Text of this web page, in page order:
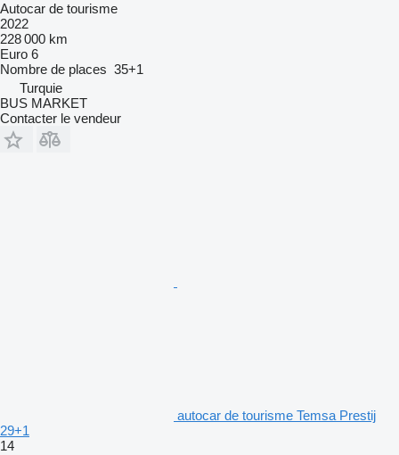
Autocar de tourisme
2022
228 000 km
Euro 6
Nombre de places 35+1
Turquie
BUS MARKET
Contacter le vendeur
autocar de tourisme Temsa Prestij
29+1
14